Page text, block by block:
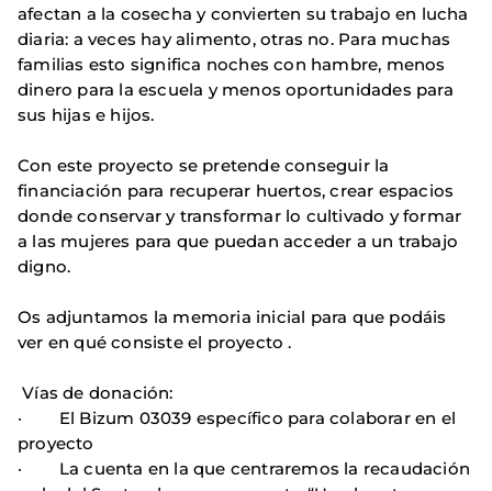
afectan a la cosecha y convierten su trabajo en lucha
diaria: a veces hay alimento, otras no. Para muchas
familias esto significa noches con hambre, menos
dinero para la escuela y menos oportunidades para
sus hijas e hijos.
Con este proyecto se pretende conseguir la
financiación para recuperar huertos, crear espacios
donde conservar y transformar lo cultivado y formar
a las mujeres para que puedan acceder a un trabajo
digno.
Os adjuntamos la memoria inicial para que podáis
ver en qué consiste el proyecto .
Vías de donación:
· El Bizum 03039 específico para colaborar en el
proyecto
· La cuenta en la que centraremos la recaudación